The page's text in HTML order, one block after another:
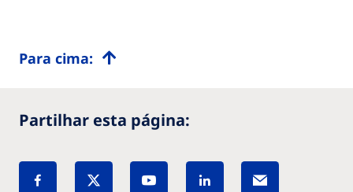
Para cima:
Partilhar esta página: